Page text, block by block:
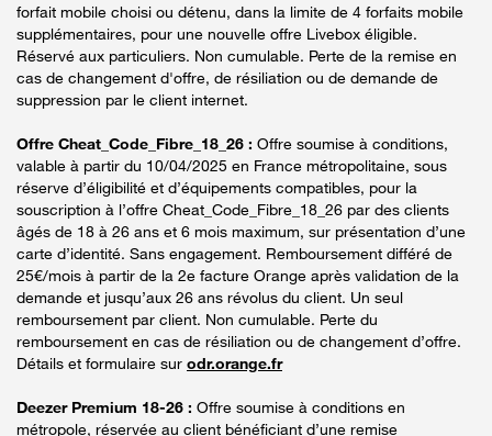
forfait mobile choisi ou détenu, dans la limite de 4 forfaits mobile
supplémentaires, pour une nouvelle offre Livebox éligible.
Réservé aux particuliers. Non cumulable. Perte de la remise en
cas de changement d'offre, de résiliation ou de demande de
suppression par le client internet.
Offre Cheat_Code_Fibre_18_26 : Offre soumise à conditions,
valable à partir du 10/04/2025 en France métropolitaine, sous
réserve d’éligibilité et d’équipements compatibles, pour la
souscription à l’offre Cheat_Code_Fibre_18_26 par des clients
âgés de 18 à 26 ans et 6 mois maximum, sur présentation d’une
carte d’identité. Sans engagement. Remboursement différé de
25€/mois à partir de la 2e facture Orange après validation de la
demande et jusqu’aux 26 ans révolus du client. Un seul
remboursement par client. Non cumulable. Perte du
remboursement en cas de résiliation ou de changement d’offre.
Détails et formulaire sur odr.orange.fr
Deezer Premium 18-26 : Offre soumise à conditions en
métropole, réservée au client bénéficiant d’une remise